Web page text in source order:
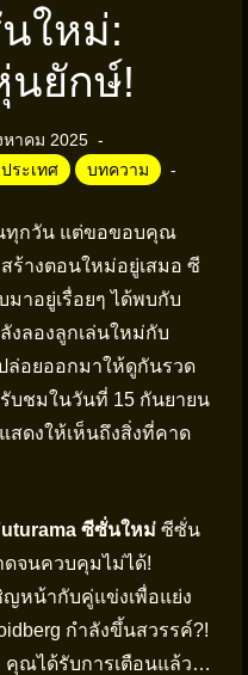
ใหม่:
นยักษ์!
หาคม 2025
ระเทศ
บทความ
ทุกวัน แต่ขอขอบคุณ
สร้างตอนใหม่อยู่เสมอ ซี
าอยู่เรื่อยๆ ได้พบกับ
งลองลูกเล่นใหม่กับ
ล่อยออกมาให้ดูกันรวด
บชมในวันที่ 15 กันยายน
สดงให้เห็นถึงสิ่งที่คาด
ซีซั่นใหม่ ซีซั่น
ดจนควบคุมไม่ได้!
ญหน้ากับคู่แข่งเพื่อแย่ง
กำลังขึ้นสวรรค์?!
คุณได้รับการเตือนแล้ว…